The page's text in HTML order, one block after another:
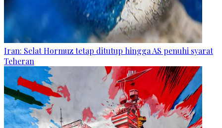
Iran: Selat Hormuz tetap ditutup hingga AS penuhi syarat
Teheran